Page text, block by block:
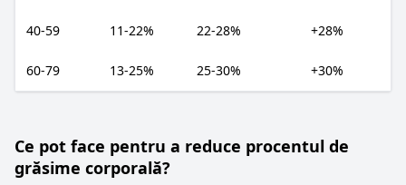
40-59 11-22% 22-28% +28%
60-79 13-25% 25-30% +30%
Ce pot face pentru a reduce procentul de
grăsime corporală?